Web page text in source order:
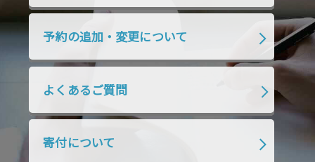
2019年4月
2018年7月 2018年6月
2018年4月 2018年3月 2018年2月
2018年1月 2017年12月
予約の追加・変更について
よくあるご質問
寄付について